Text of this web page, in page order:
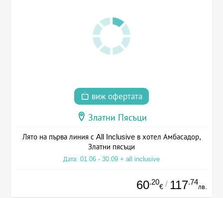
виж офертата
Златни Пясъци
Лято на първа линия с All Inclusive в хотел Амбасадор,
Златни пясъци
Дата: 01.06 - 30.09 + all inclusive
60.20
€ / 117.74
лв.